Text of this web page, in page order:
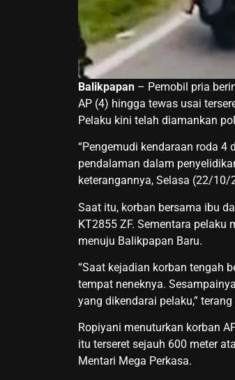
Balikpapan – Pemobil pria
AP (4) hingga tewas usai
Pelaku kini telah diamankan
“Pengemudi kendaraan roda
pendalaman dalam
keterangannya, Selasa (22/10/
Saat itu, korban bersama ibu
KT2855 ZF. Sementara pelaku
menuju Balikpapan Baru.
“Saat kejadian korban tengah
tempat neneknya.
yang dikendarai pelaku,”
Ropiyani menuturkan korban
itu terseret sejauh 600 meter
Mentari Mega Perkasa.